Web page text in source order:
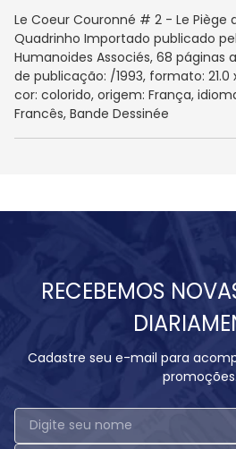
Le Coeur Couronné # 2 - Le Piège
Quadrinho Importado publicado
Humanoides Associés, 68
de publicação: /1993, formato:
cor: colorido, origem: França,
Francês, Bande Dessinée
RECEBEMOS
Cadastre seu e-mail para
promoções.